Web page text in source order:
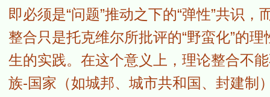
即必须是“问题”推动之下的“弹性”共识，
整合只是托克维尔所批评的“野蛮化”的
生的实践。在这个意义上，理论整合不
族-国家（如城邦、城市共和国、封建制